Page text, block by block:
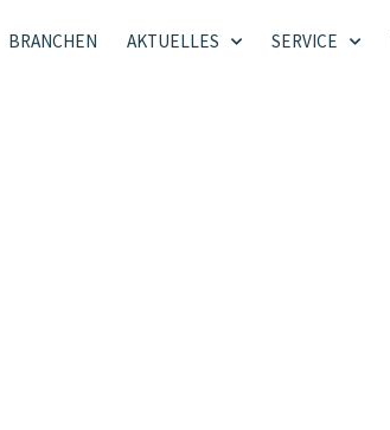
BRANCHEN AKTUELLES SERVICE